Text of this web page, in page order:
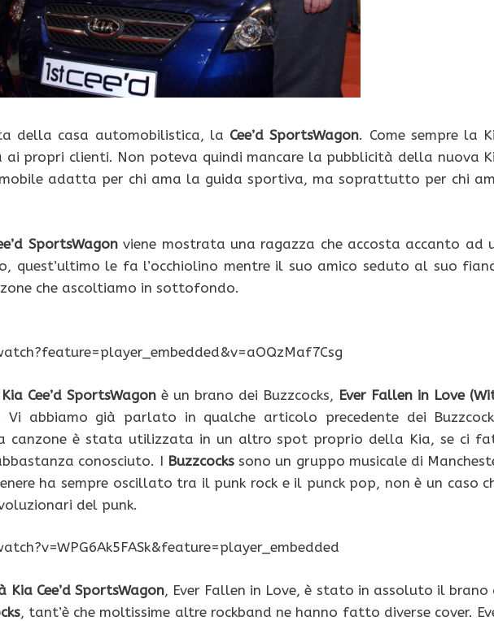
della casa automobilistica, la Cee’d SportsWagon. Come sempre la
propri clienti. Non poteva quindi mancare la pubblicità della nuova
adatta per chi ama la guida sportiva, ma soprattutto per chi
SportsWagonviene mostrata una ragazza che accosta accanto ad
quest’ultimo le fa l’occhiolino mentre il suo amico seduto al suo
che ascoltiamo in sottofondo.
Cee’d SportsWagon è un brano dei Buzzcocks, Ever Fallen in Love
Vi abbiamo già parlato in qualche articolo precedente dei
canzone è stata utilizzata in un altro spot proprio della Kia, se ci
conosciuto. I Buzzcockssono un gruppo musicale di
ha sempre oscillato tra il punk rock e il punck pop, non è un caso
del punk.
Cee’d SportsWagon, Ever Fallen in Love, è stato in assoluto il brano
, tant’è che moltissime altre rockband ne hanno fatto diverse cover.